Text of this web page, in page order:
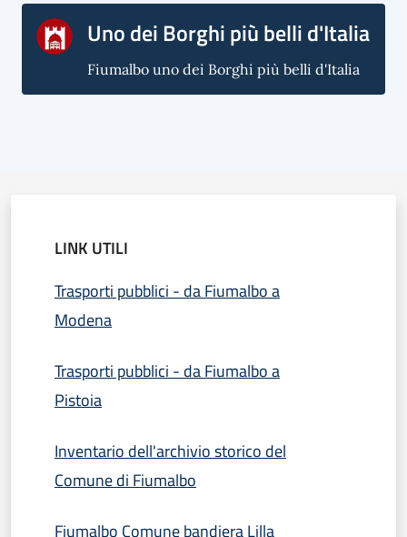
Uno dei Borghi più belli d'Italia
Fiumalbo uno dei Borghi più belli d'Italia
LINK UTILI
Trasporti pubblici - da Fiumalbo a
Modena
Trasporti pubblici - da Fiumalbo a
Pistoia
Inventario dell'archivio storico del
Comune di Fiumalbo
Fiumalbo Comune bandiera Lilla